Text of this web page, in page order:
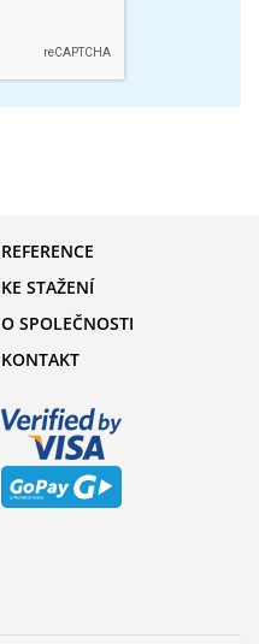
REFERENCE
KE STAŽENÍ
O SPOLEČNOSTI
KONTAKT